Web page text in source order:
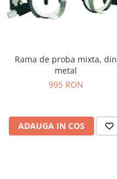
Rama de proba mixta, din
metal
995 RON
ADAUGA IN COS